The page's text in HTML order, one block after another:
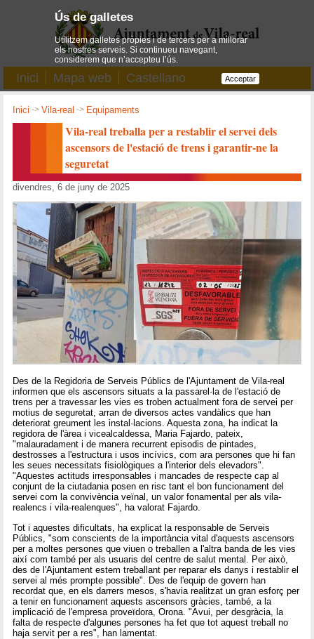
Inici Mapa web Castellano
Inici ->Vila-real -> Equipaments
Vila-real treballa per a restablir el servei dels
ascensors de l'estació de trens i garantir-ne la
seguretat
divendres, 6 de juny de 2025
Des de la Regidoria de Serveis Públics de l'Ajuntament de Vila-real
informen que els ascensors situats a la passarel·la de l'estació de
trens per a travessar les vies es troben actualment fora de servei per
motius de seguretat, arran de diversos actes vandàlics que han
deteriorat greument les instal·lacions. Aquesta zona, ha indicat la
regidora de l'àrea i vicealcaldessa, Maria Fajardo, pateix,
"malauradament i de manera recurrent episodis de pintades,
destrosses a l'estructura i usos incívics, com ara persones que hi fan
les seues necessitats fisiològiques a l'interior dels elevadors".
"Aquestes actituds irresponsables i mancades de respecte cap al
conjunt de la ciutadania posen en risc tant el bon funcionament del
servei com la convivència veïnal, un valor fonamental per als vila-
realencs i vila-realenques", ha valorat Fajardo.
Tot i aquestes dificultats, ha explicat la responsable de Serveis
Públics, "som conscients de la importància vital d'aquests ascensors
per a moltes persones que viuen o treballen a l'altra banda de les vies
així com també per als usuaris del centre de salut mental. Per això,
des de l'Ajuntament estem treballant per reparar els danys i restablir el
servei al més prompte possible". Des de l'equip de govern han
recordat que, en els darrers mesos, s'havia realitzat un gran esforç per
a tenir en funcionament aquests ascensors gràcies, també, a la
implicació de l'empresa proveïdora, Orona. "Avui, per desgràcia, la
falta de respecte d'algunes persones ha fet que tot aquest treball no
haja servit per a res", han lamentat.
Ús de galletes
Utilitzem galletes pròpies i de tercers per a millorar
els nostres serveis. Si continueu navegant,
considerem que n’accepteu l’ús.
Acceptar